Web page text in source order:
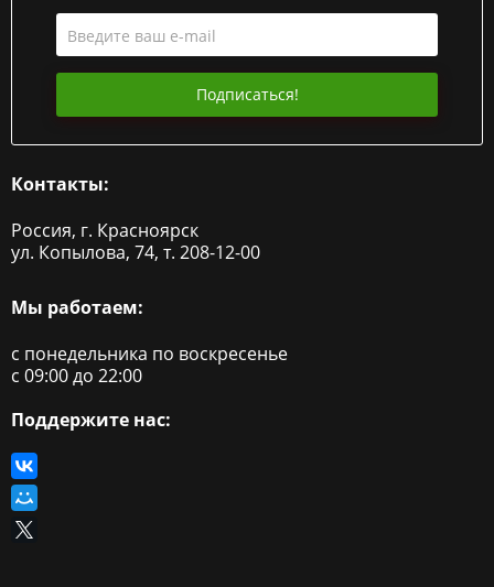
Подписаться!
Контакты:
Россия, г. Красноярск
ул. Копылова, 74, т. 208-12-00
Мы работаем:
с понедельника по воскресенье
с 09:00 до 22:00
Поддержите нас: